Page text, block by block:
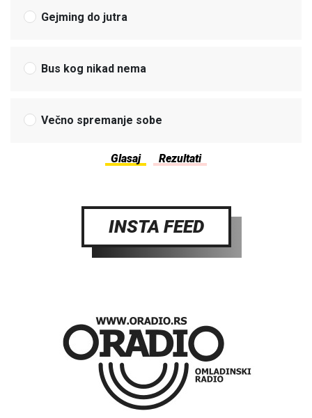
Gejming do jutra
Bus kog nikad nema
Večno spremanje sobe
INSTA FEED